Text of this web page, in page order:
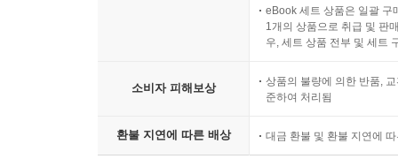
eBook 세트 상품은 일괄 구
1개의 상품으로 취급 및 판
우, 세트 상품 전부 및 세트
소비자 피해보상
상품의 불량에 의한 반품,
준하여 처리됨
환불 지연에 따른 배상 대금 환불 및 환불 지연에